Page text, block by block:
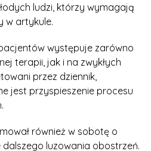
ludzi, którzy wymagają
w artykule.
występuje zarówno
terapii, jak i na zwykłych
przez dziennik,
jest przyspieszenie procesu
również w sobotę o
luzowania obostrzeń.